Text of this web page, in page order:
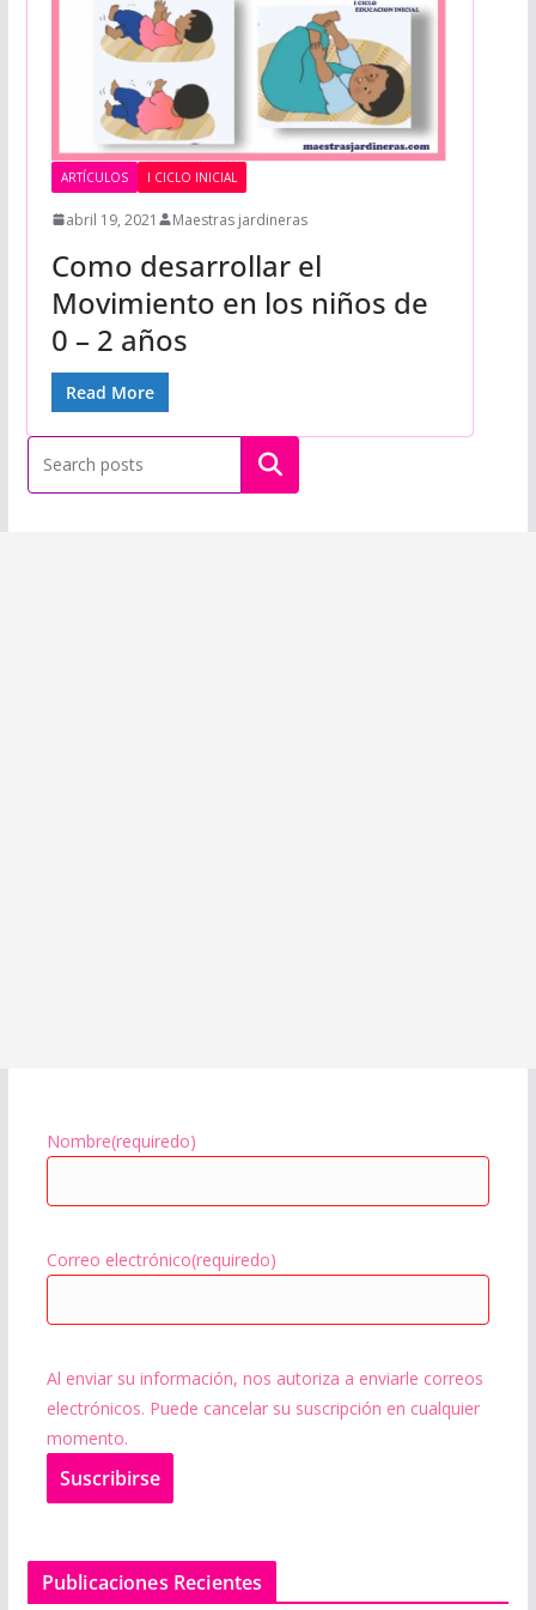
ARTÍCULOS I CICLO INICIAL
abril 19, 2021 Maestras jardineras
Como desarrollar el
Movimiento en los niños de
0 – 2 años
Read More
Buscar
Nombre(requiredo)
Correo electrónico(requiredo)
Al enviar su información, nos autoriza a enviarle correos
electrónicos. Puede cancelar su suscripción en cualquier
momento.
Suscribirse
Publicaciones Recientes